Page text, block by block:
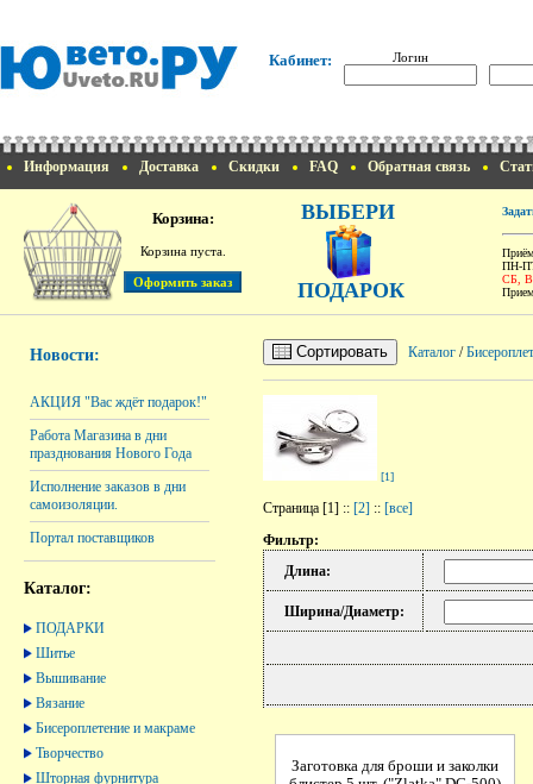
Кабинет: Логин
Информация Доставка Скидки FAQ Обратная связь
Корзина:
Корзина пуста.
ВЫБЕРИ
ПОДАРОК
ПН-
СБ,
Новости:
АКЦИЯ "Вас ждёт подарок!"
Работа Магазина в дни
празднования Нового Года
Исполнение заказов в дни
самоизоляции.
Портал поставщиков
Каталог:
ПОДАРКИ
Шитье
Вышивание
Вязание
Бисероплетение и макраме
Творчество
Шторная фурнитура
Сортировать Каталог /
[1]
Страница [1] :: [2] :: [все]
Фильтр:
Длина:
Ширина/Диаметр:
Заготовка для броши и заколки